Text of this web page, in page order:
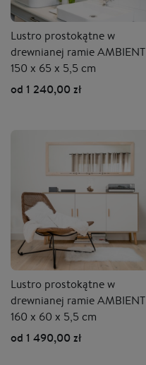
Lustro prostokątne w
drewnianej ramie AMBIENT
150 x 65 x 5,5 cm
od 1 240,00 zł
Lustro prostokątne w
drewnianej ramie AMBIENT
160 x 60 x 5,5 cm
od 1 490,00 zł